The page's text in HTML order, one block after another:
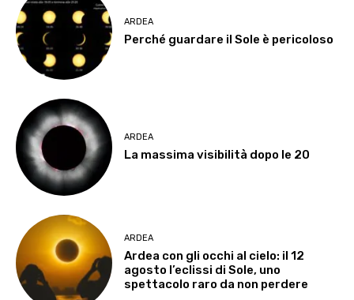
ARDEA
Perché guardare il Sole è pericoloso
ARDEA
La massima visibilità dopo le 20
ARDEA
Ardea con gli occhi al cielo: il 12
agosto l’eclissi di Sole, uno
spettacolo raro da non perdere